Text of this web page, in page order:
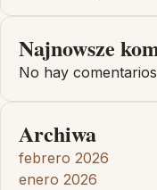
Najnowsze
No hay
Archiwa
febrero 2026
enero 2026